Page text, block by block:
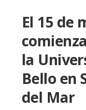
El 15 de
la
Bello en
del Mar